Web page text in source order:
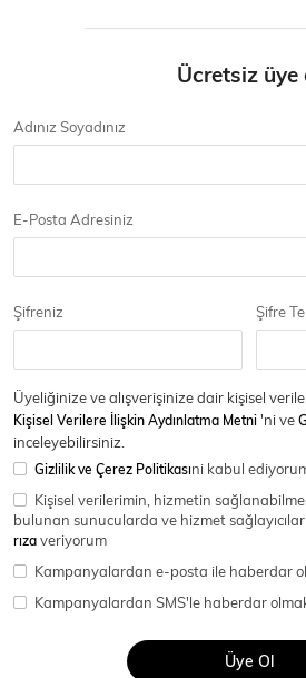
T-SHİRT & BLUZ
T-Shirt Bluz
BODY
Body Atlet
SPOR GİYİM
Sweatshirt
Ücretsiz üye
Adınız Soyadınız
E-Posta Adresiniz
Şifreniz Şifre
Üyeliğinize ve alışverişinize dair kişisel
Kişisel Verilere İlişkin Aydınlatma Metni'ni ve
inceleyebilirsiniz.
Gizlilik ve Çerez Politikasıni kabul
Kişisel verilerimin, hizmetin
bulunan sunucularda ve hizmet
rızaveriyorum
Kampanyalardan e-posta ile haberdar
Kampanyalardan SMS'le haberdar
Üye Ol